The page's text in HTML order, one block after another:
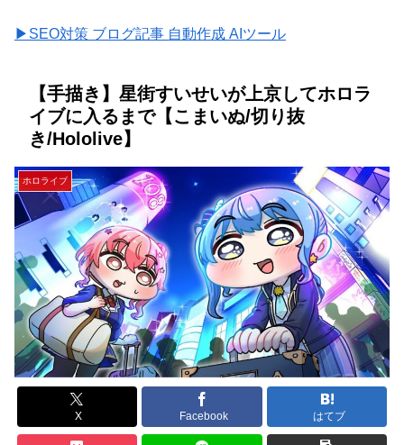
▶SEO対策 ブログ記事 自動作成 AIツール
【手描き】星街すいせいが上京してホロラ
イブに入るまで【こまいぬ/切り抜
き/Hololive】
ホロライブ
X Facebook はてブ